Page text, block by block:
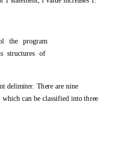
l the program
s structures of
t delimiter. Therearenine
which can be classified into three